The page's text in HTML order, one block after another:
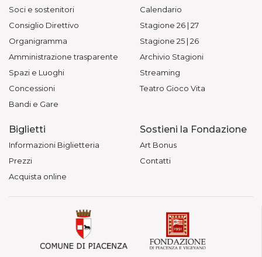
Soci e sostenitori
Consiglio Direttivo
Organigramma
Amministrazione trasparente
Spazi e Luoghi
Concessioni
Bandi e Gare
Calendario
Stagione 26 | 27
Stagione 25 | 26
Archivio Stagioni
Streaming
Teatro Gioco Vita
Biglietti
Informazioni Biglietteria
Prezzi
Acquista online
Sostieni la Fondazione
Art Bonus
Contatti